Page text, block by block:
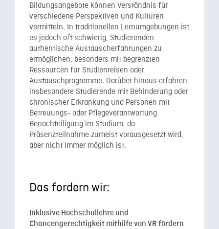
Bildungsangebote können Verständnis für
verschiedene Perspektiven und Kulturen
vermitteln. In traditionellen Lernumgebungen ist
es jedoch oft schwierig, Studierenden
authentische Austauscherfahrungen zu
ermöglichen, besonders mit begrenzten
Ressourcen für Studienreisen oder
Austauschprogramme. Darüber hinaus erfahren
insbesondere Studierende mit Behinderung oder
chronischer Erkrankung und Personen mit
Betreuungs- oder Pflegeverantwortung
Benachteiligung im Studium, da
Präsenzteilnahme zumeist vorausgesetzt wird,
aber nicht immer möglich ist.
Das fordern wir:
Inklusive Hochschullehre und
Chancengerechtigkeit mithilfe von VR fördern